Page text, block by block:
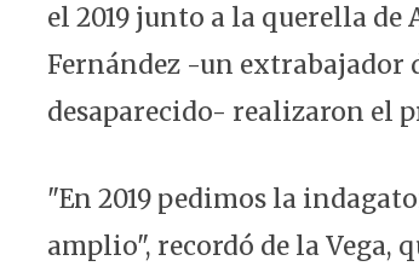
el 2019 junto a la querella
Fernández -un extrabajador
desaparecido- realizaron el
"En 2019 pedimos la
amplio", recordó de la Vega,